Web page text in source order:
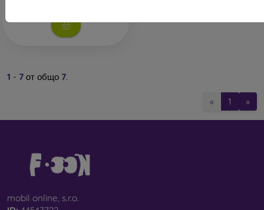
интересни калъфи за телефони, изработени от различни
материали. Просто изберете този, който е за вас.
1 - 7 от общо 7.
« 1 »
mobil online, s.r.o.